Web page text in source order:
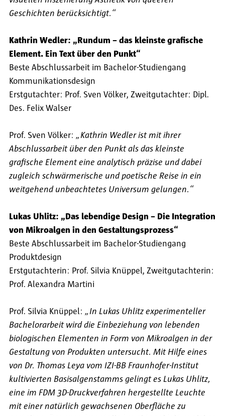
Geschichten berücksichtigt.“
Kathrin Wedler: „Rundum – das kleinste grafische
Element. Ein Text über den Punkt“
Beste Abschlussarbeit im Bachelor-Studiengang
Kommunikationsdesign
Erstgutachter: Prof. Sven Völker, Zweitgutachter: Dipl.
Des. Felix Walser
Prof. Sven Völker: „Kathrin Wedler ist mit ihrer
Abschlussarbeit über den Punkt als das kleinste
grafische Element eine analytisch präzise und dabei
zugleich schwärmerische und poetische Reise in ein
weitgehend unbeachtetes Universum gelungen.“
Lukas Uhlitz: „Das lebendige Design – Die Integration
von Mikroalgen in den Gestaltungsprozess“
Beste Abschlussarbeit im Bachelor-Studiengang
Produktdesign
Erstgutachterin: Prof. Silvia Knüppel, Zweitgutachterin:
Prof. Alexandra Martini
Prof. Silvia Knüppel: „In Lukas Uhlitz experimenteller
Bachelorarbeit wird die Einbeziehung von lebenden
biologischen Elementen in Form von Mikroalgen in der
Gestaltung von Produkten untersucht. Mit Hilfe eines
von Dr. Thomas Leya vom IZI-BB Fraunhofer-Institut
kultivierten Basisalgenstamms gelingt es Lukas Uhlitz,
eine im FDM 3D-Druckverfahren hergestellte Leuchte
mit einer natürlich gewachsenen Oberfläche zu